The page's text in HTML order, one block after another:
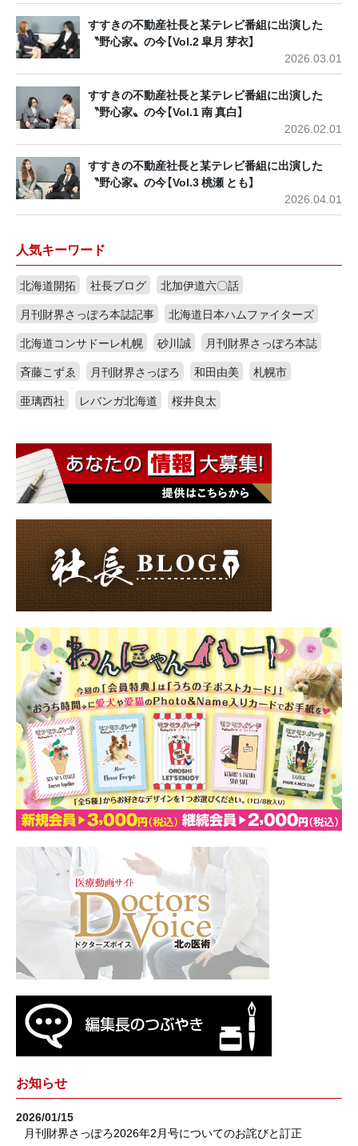
すすきの不動産社長と某テレビ番組に出演した
〝野心家〟の今【Vol.2 皐月 芽衣】
2026.03.01
すすきの不動産社長と某テレビ番組に出演した
〝野心家〟の今【Vol.1 南 真白】
2026.02.01
すすきの不動産社長と某テレビ番組に出演した
〝野心家〟の今【Vol.3 桃瀬 とも】
2026.04.01
人気キーワード
北海道開拓 社長ブログ
北加伊道六〇話
月刊財界さっぽろ本誌記事
北海道日本ハムファイターズ
北海道コンサドーレ札幌
砂川誠
月刊財界さっぽろ本誌
斉藤こずゑ
月刊財界さっぽろ 和田由美
札幌市
亜璃西社
レバンガ北海道 桜井良太
お知らせ
2026/01/15
月刊財界さっぽろ2026年2月号についてのお詫びと訂正